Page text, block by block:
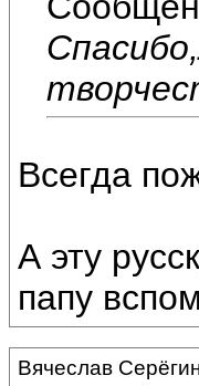
Всегда
А эту
папу
Вячеслав